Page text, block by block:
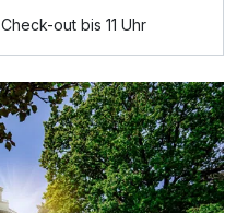
p.P. ab517,80 €
Check-out bis 11 Uhr